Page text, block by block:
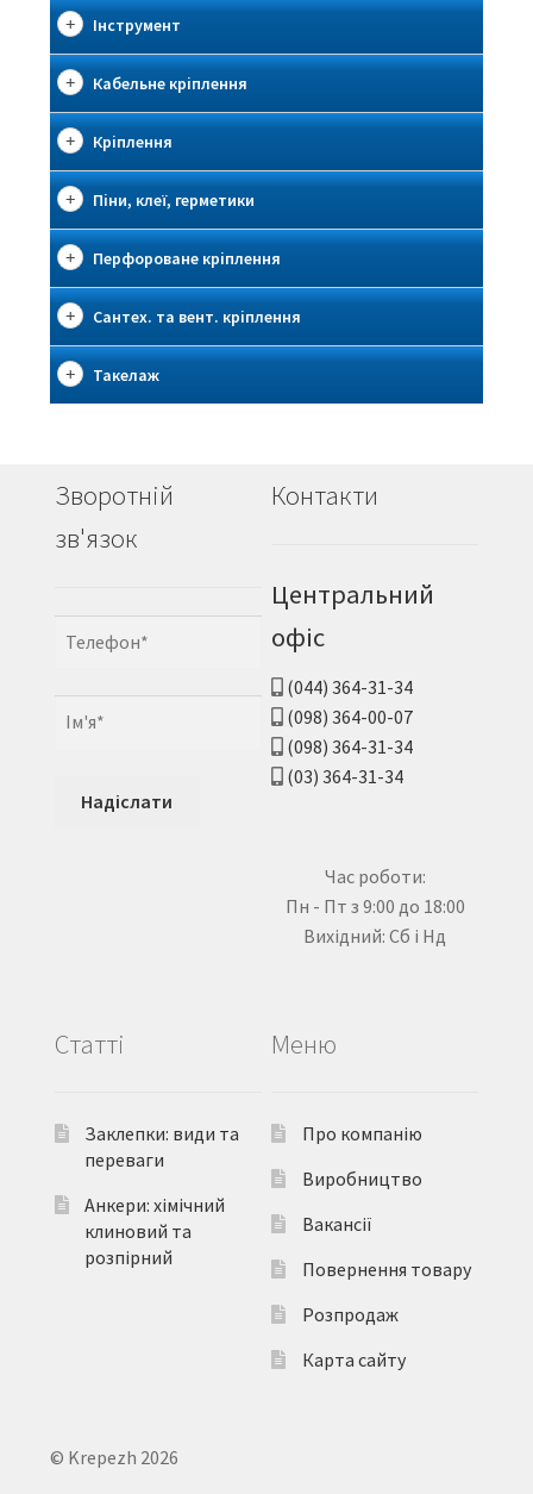
Інструмент
Кабельне кріплення
Кріплення
Піни, клеї, герметики
Перфороване кріплення
Сантех. та вент. кріплення
Такелаж
Зворотній
зв'язок
Контакти
Центральний
офіс
(044) 364-31-34
(098) 364-00-07
(098) 364-31-34
(03) 364-31-34
Час роботи:
Пн - Пт з 9:00 до 18:00
Вихідний: Сб і Нд
Статті
Заклепки: види та
переваги
Анкери: хімічний
клиновий та
розпірний
Меню
Про компанію
Виробництво
Вакансії
Повернення товару
Розпродаж
Карта сайту
© Krepezh 2026